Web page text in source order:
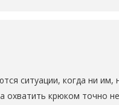
ситуации, когда ни им,
охватить крюком точно не